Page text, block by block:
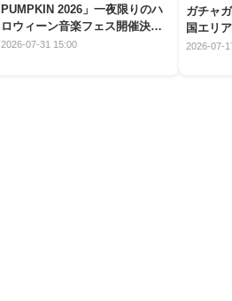
PUMPKIN 2026」一夜限りのハ
ロウィーン音楽フェス開催決
定！
2026-07-31 15:00
ガチャ
国エリ
2026-07-